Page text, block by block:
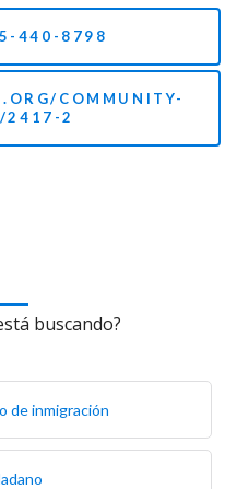
440-8798
COMMUNITY-
2417-2
buscando?
de inmigración